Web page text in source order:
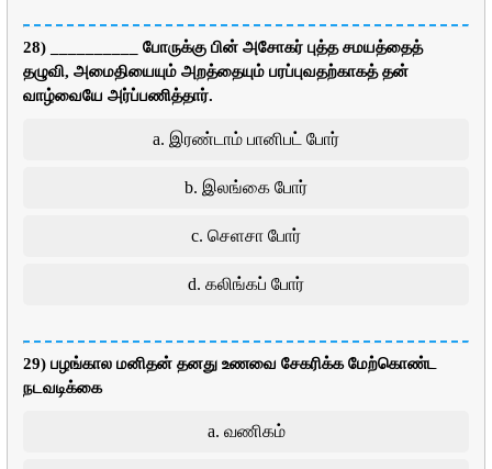
28) __________ போருக்கு பின் அசோகர் புத்த சமயத்தைத்
தழுவி, அமைதியையும் அறத்தையும் பரப்புவதற்காகத் தன்
வாழ்வையே அர்ப்பணித்தார்.
a. இரண்டாம் பானிபட் போர்
b. இலங்கை போர்
c. செளசா போர்
d. கலிங்கப் போர்
29) பழங்கால மனிதன் தனது உணவை சேகரிக்க மேற்கொண்ட
நடவடிக்கை
a. வணிகம்